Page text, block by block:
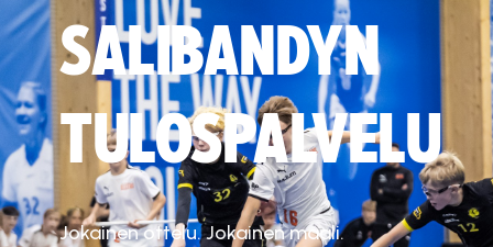
SALIBANDYN
TULOSPALVELU
Jokainen ottelu. Jokainen maali.